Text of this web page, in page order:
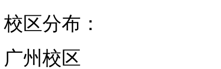
校区分布：
广州校区